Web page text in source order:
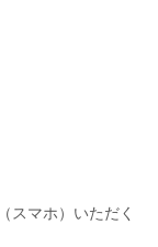
スマホ）いただく